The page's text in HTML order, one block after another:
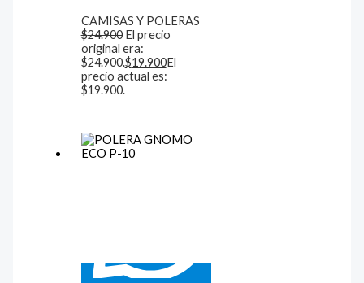
CAMISAS Y POLERAS
$24.900 El precio
original era:
$24.900.$19.900El
precio actual es:
$19.900.